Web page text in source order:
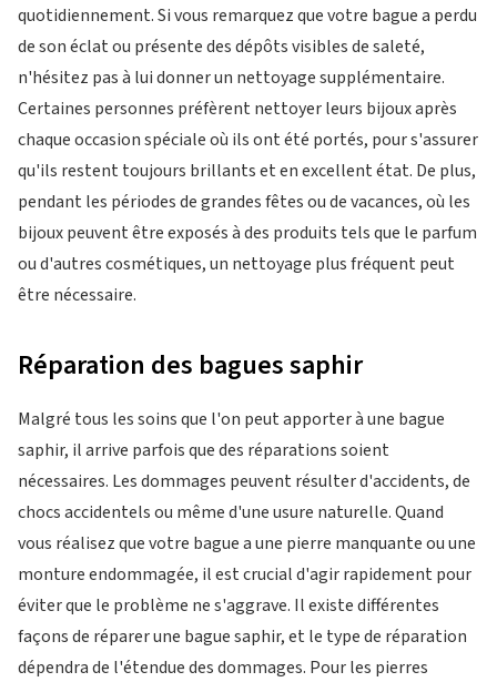
quotidiennement. Si vous remarquez que votre bague a perdu
de son éclat ou présente des dépôts visibles de saleté,
n'hésitez pas à lui donner un nettoyage supplémentaire.
Certaines personnes préfèrent nettoyer leurs bijoux après
chaque occasion spéciale où ils ont été portés, pour s'assurer
qu'ils restent toujours brillants et en excellent état. De plus,
pendant les périodes de grandes fêtes ou de vacances, où les
bijoux peuvent être exposés à des produits tels que le parfum
ou d'autres cosmétiques, un nettoyage plus fréquent peut
être nécessaire.
Réparation des bagues saphir
Malgré tous les soins que l'on peut apporter à une bague
saphir, il arrive parfois que des réparations soient
nécessaires. Les dommages peuvent résulter d'accidents, de
chocs accidentels ou même d'une usure naturelle. Quand
vous réalisez que votre bague a une pierre manquante ou une
monture endommagée, il est crucial d'agir rapidement pour
éviter que le problème ne s'aggrave. Il existe différentes
façons de réparer une bague saphir, et le type de réparation
dépendra de l'étendue des dommages. Pour les pierres